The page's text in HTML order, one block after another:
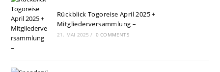
Rückblick Togoreise April 2025 +
Mitgliederversammlung –
21. MAI 2025 / 0 COMMENTS